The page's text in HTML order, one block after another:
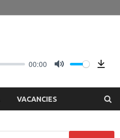
00:00
VACANCIES